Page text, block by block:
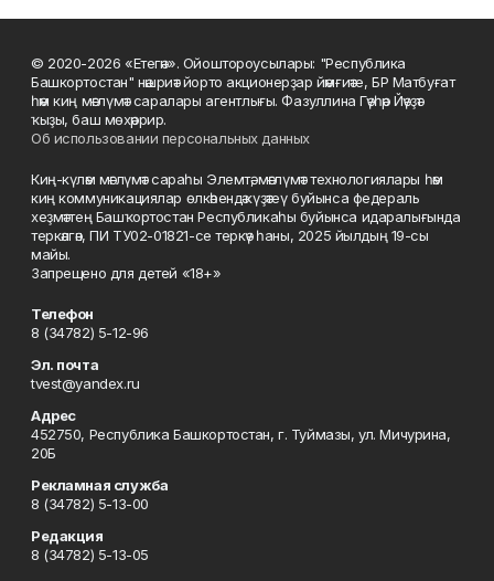
© 2020-2026 «Етегән». Ойоштороусылары: "Республика
Башкортостан" нәшриәт йорто акционерҙар йәмғиәте, БР Матбуғат
һәм киң мәғлүмәт саралары агентлығы. Фазуллина Гәүһәр Йәүҙәт
ҡыҙы, баш мөхәррир.
Об использовании персональных данных
Киң-күләм мәғлүмәт сараһы Элемтә, мәғлүмәт технологиялары һәм
киң коммуникациялар өлкәһендә күҙәтеү буйынса федераль
хеҙмәттең Башҡортостан Республикаһы буйынса идаралығында
теркәлгән, ПИ ТУ02-01821-се теркәү һаны, 2025 йылдың 19-сы
майы.
Запрещено для детей «18+»
Телефон
8 (34782) 5-12-96
Эл. почта
tvest@yandex.ru
Адрес
452750, Республика Башкортостан, г. Туймазы, ул. Мичурина,
20Б
Рекламная служба
8 (34782) 5-13-00
Редакция
8 (34782) 5-13-05